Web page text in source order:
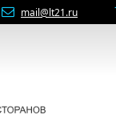
mail@lt21.ru